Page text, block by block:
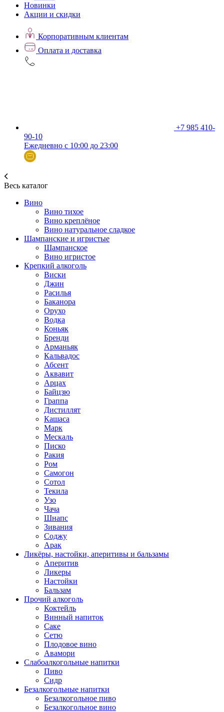
Новинки
Акции и скидки
Корпоративным клиентам
Оплата и доставка
+7 985 410-
90-10
Ежедневно с 10:00 до 23:00
Весь каталог
Вино
Вино тихое
Вино креплёное
Вино натуральное сладкое
Шампанские и игристые
Шампанское
Вино игристое
Крепкий алкоголь
Виски
Джин
Расилья
Баканора
Орухо
Водка
Коньяк
Бренди
Арманьяк
Кальвадос
Абсент
Аквавит
Арцах
Байцзю
Граппа
Дистиллят
Кашаса
Марк
Мескаль
Писко
Ракия
Ром
Самогон
Сотол
Текила
Узо
Чача
Шнапс
Зивания
Соджу
Арак
Ликёры, настойки, аперитивы и бальзамы
Аперитив
Ликеры
Настойки
Бальзам
Прочий алкоголь
Коктейль
Винный напиток
Саке
Сетю
Плодовое вино
Авамори
Слабоалкогольные напитки
Пиво
Сидр
Безалкогольные напитки
Безалкогольное пиво
Безалкогольное вино